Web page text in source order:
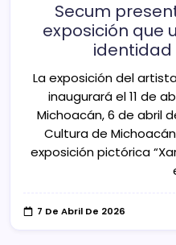
Secum
exposición que
La exposición del
inaugurará el 11 de
Michoacán, 6 de abril
Cultura de
exposición pictórica
7 De Abril De 2026